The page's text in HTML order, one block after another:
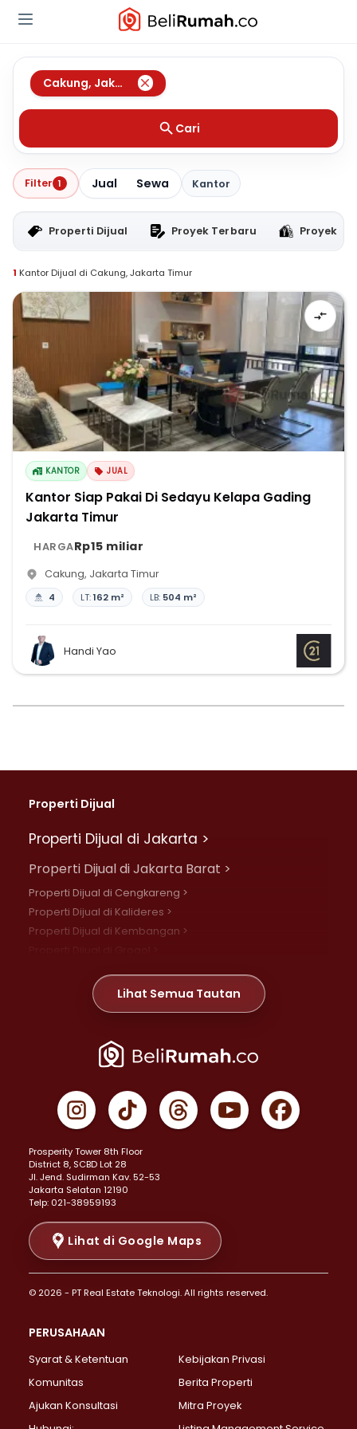
Cakung, Jakarta Timur
Cari
Filter 1 Jual Sewa Kantor
Properti Dijual Proyek Terbaru Proyek
1 Kantor Dijual di Cakung, Jakarta Timur
KANTOR JUAL
Kantor Siap Pakai Di Sedayu Kelapa Gading
Jakarta Timur
HARGARp15 miliar
Cakung, Jakarta Timur
4 LT:162 m² LB: 504 m²
Handi Yao
Properti Dijual
Properti Dijual di Jakarta >
Properti Dijual di Jakarta Barat >
Properti Dijual di Cengkareng >
Properti Dijual di Kalideres >
Properti Dijual di Kembangan >
Properti Dijual di Meruya >
Properti Dijual di Jelambar >
Properti Dijual di Jakarta Pusat >
Properti Dijual di Gambir >
Properti Dijual di Johar Baru >
Properti Dijual di Menteng >
Properti Dijual di Senen >
Properti Dijual di Tanah Abang >
Properti Dijual di Cikini >
Properti Dijual di Kramat >
Properti Dijual di Pasar Baru >
Properti Dijual di Bendungan Hilir >
Properti Dijual di Jakarta Selatan >
Properti Dijual di Lebak Bulus >
Properti Dijual di Gandaria Selatan >
Properti Dijual di Pondok Labu >
Lihat Semua Tautan
Prosperity Tower 8th Floor
District 8, SCBD Lot 28
JI. Jend. Sudirman Kav. 52-53
Jakarta Selatan 12190
Telp: 021-38959193
Lihat di Google Maps
© 2026 - PT Real Estate Teknologi. All rights reserved.
PERUSAHAAN
Syarat & Ketentuan
Kebijakan Privasi
Komunitas
Berita Properti
Ajukan Konsultasi
Mitra Proyek